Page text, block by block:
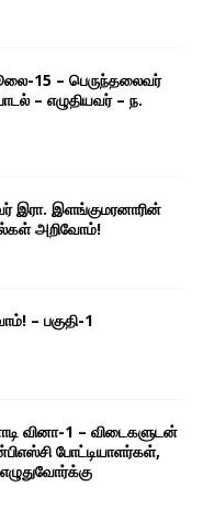
15 – பெருந்தலைவர்
– எழுதியவர் – ந.
இரா. இளங்குமரனாரின்
அறிவோம்!
– பகுதி-1
வினா-1 – விடைகளுடன்
போட்டியாளர்கள்,